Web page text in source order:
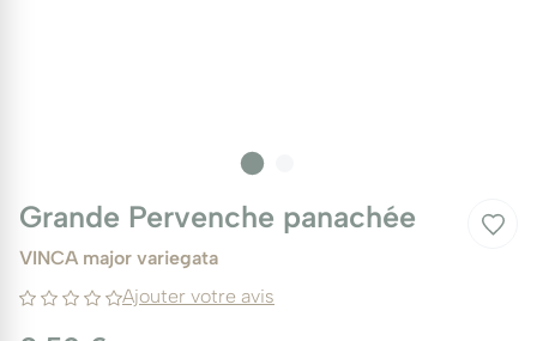
Grande Pervenche panachée
VINCA major variegata
Ajouter votre avis